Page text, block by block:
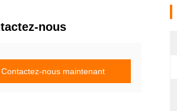
nous
Contactez-nous maintenant